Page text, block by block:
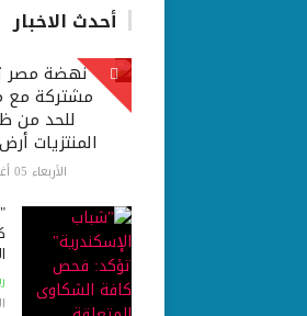
أحدث الاخبار
نهضة مصر
مشتركة مع
للحد من
المنتزيات
الأربعاء 05 أغسطس 2026 09:32 مساءً